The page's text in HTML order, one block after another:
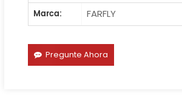
Marca:
FARFLY
Pregunte Ahora